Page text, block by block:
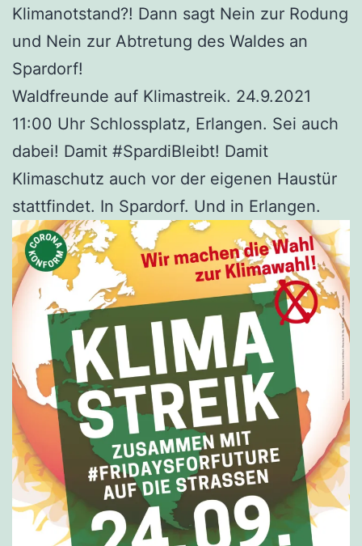
Klimanotstand?! Dann sagt Nein zur Rodung
und Nein zur Abtretung des Waldes an
Spardorf!
Waldfreunde auf Klimastreik. 24.9.2021
11:00 Uhr Schlossplatz, Erlangen. Sei auch
dabei! Damit #SpardiBleibt! Damit
Klimaschutz auch vor der eigenen Haustür
stattfindet. In Spardorf. Und in Erlangen.